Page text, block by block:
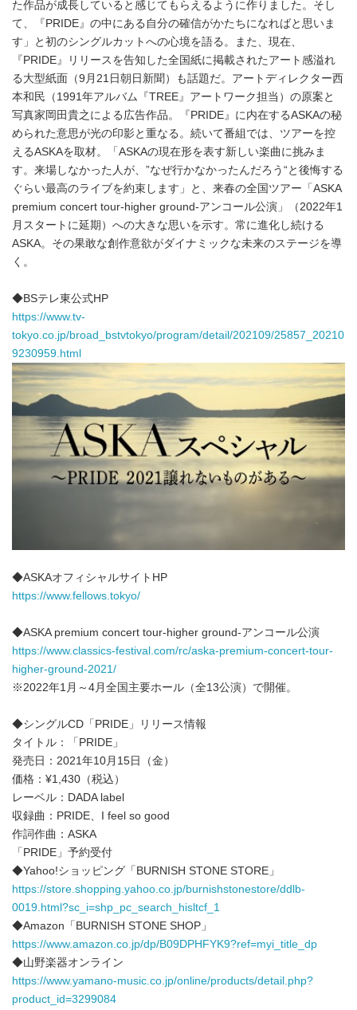
た作品が成長していると感じてもらえるように作りました。そし
て、『PRIDE』の中にある自分の確信がかたちになればと思いま
す」と初のシングルカットへの心境を語る。また、現在、
『PRIDE』リリースを告知した全国紙に掲載されたアート感溢れ
る大型紙面（9月21日朝日新聞）も話題だ。アートディレクター西
本和民（1991年アルバム『TREE』アートワーク担当）の原案と
写真家岡田貴之による広告作品。『PRIDE』に内在するASKAの秘
められた意思が光の印影と重なる。続いて番組では、ツアーを控
えるASKAを取材。「ASKAの現在形を表す新しい楽曲に挑みま
す。来場しなかった人が、”なぜ行かなかったんだろう“と後悔する
ぐらい最高のライブを約束します」と、来春の全国ツアー「ASKA
premium concert tour-higher ground-アンコール公演」（2022年1
月スタートに延期）への大きな思いを示す。常に進化し続ける
ASKA。その果敢な創作意欲がダイナミックな未来のステージを導
く。
◆BSテレ東公式HP
https://www.tv-
tokyo.co.jp/broad_bstvtokyo/program/detail/202109/25857_20210
9230959.html
◆ASKAオフィシャルサイトHP
https://www.fellows.tokyo/
◆ASKA premium concert tour-higher ground-アンコール公演
https://www.classics-festival.com/rc/aska-premium-concert-tour-
higher-ground-2021/
※2022年1月～4月全国主要ホール（全13公演）で開催。
◆シングルCD「PRIDE」リリース情報
タイトル：「PRIDE」
発売日：2021年10月15日（金）
価格：¥1,430（税込）
レーベル：DADA label
収録曲：PRIDE、I feel so good
作詞作曲：ASKA
「PRIDE」予約受付
◆Yahoo!ショッピング「BURNISH STONE STORE」
https://store.shopping.yahoo.co.jp/burnishstonestore/ddlb-
0019.html?sc_i=shp_pc_search_hisltcf_1
◆Amazon「BURNISH STONE SHOP」
https://www.amazon.co.jp/dp/B09DPHFYK9?ref=myi_title_dp
◆山野楽器オンライン
https://www.yamano-music.co.jp/online/products/detail.php?
product_id=3299084